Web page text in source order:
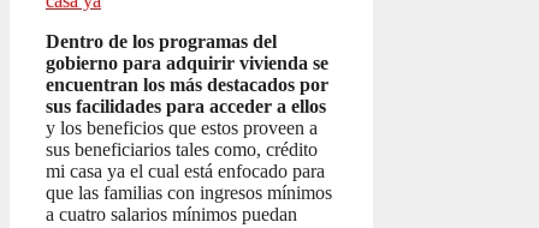
Dentro de los programas del
gobierno para adquirir vivienda se
encuentran los más destacados por
sus facilidades para acceder a ellos
y los beneficios que estos proveen a
sus beneficiarios tales como, crédito
mi casa ya el cual está enfocado para
que las familias con ingresos mínimos
a cuatro salarios mínimos puedan